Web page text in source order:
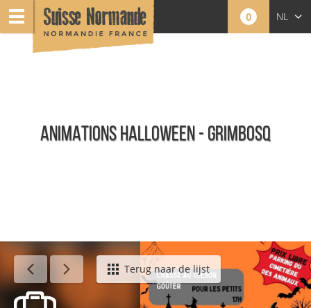
0 NL
ANIMATIONS HALLOWEEN - GRIMBOSQ
Agenda - NederlandsTerug naar de lijst